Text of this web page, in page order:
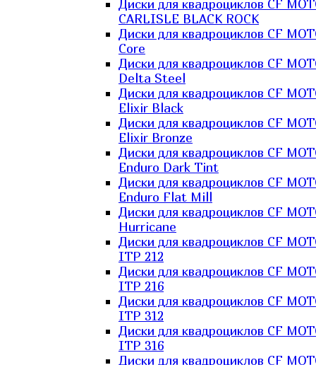
Диски для квадроциклов CF
CARLISLE BLACK ROCK
Диски для квадроциклов CF
Core
Диски для квадроциклов CF
Delta Steel
Диски для квадроциклов CF
Elixir Black
Диски для квадроциклов CF
Elixir Bronze
Диски для квадроциклов CF
Enduro Dark Tint
Диски для квадроциклов CF
Enduro Flat Mill
Диски для квадроциклов CF
Hurricane
Диски для квадроциклов CF
ITP 212
Диски для квадроциклов CF
ITP 216
Диски для квадроциклов CF
ITP 312
Диски для квадроциклов CF
ITP 316
Диски для квадроциклов CF